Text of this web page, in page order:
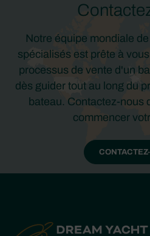
Notre équipe mondiale
spécialisés est prête à
processus de vente d'un
dès guider tout au long du
bateau. Contactez-nous
commencer